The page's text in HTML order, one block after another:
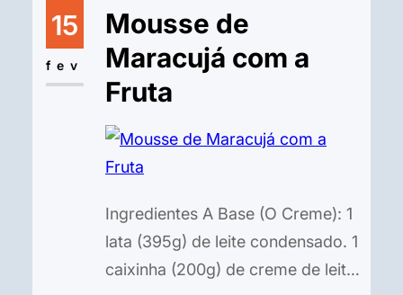
lata de leite integral. 3 gemas
peneiradas. 2 colheres (sopa) de
amido de milho. 1 colher (chá)
de…
15
fev
Mousse de
Maracujá com a
Fruta
Ingredientes A Base (O Creme): 1
lata (395g) de leite condensado. 1
caixinha (200g) de creme de leite.